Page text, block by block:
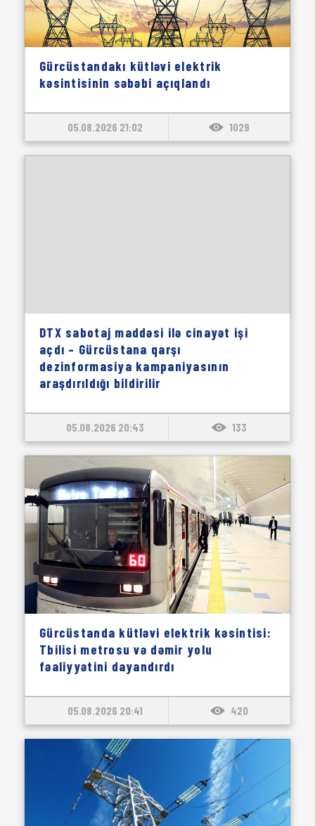
Gürcüstandakı kütləvi elektrik
kəsintisinin səbəbi açıqlandı
05.08.2026 21:02 1029
DTX sabotaj maddəsi ilə cinayət işi
açdı – Gürcüstana qarşı
dezinformasiya kampaniyasının
araşdırıldığı bildirilir
05.08.2026 20:43 133
Gürcüstanda kütləvi elektrik kəsintisi:
Tbilisi metrosu və dəmir yolu
fəaliyyətini dayandırdı
05.08.2026 20:41 420